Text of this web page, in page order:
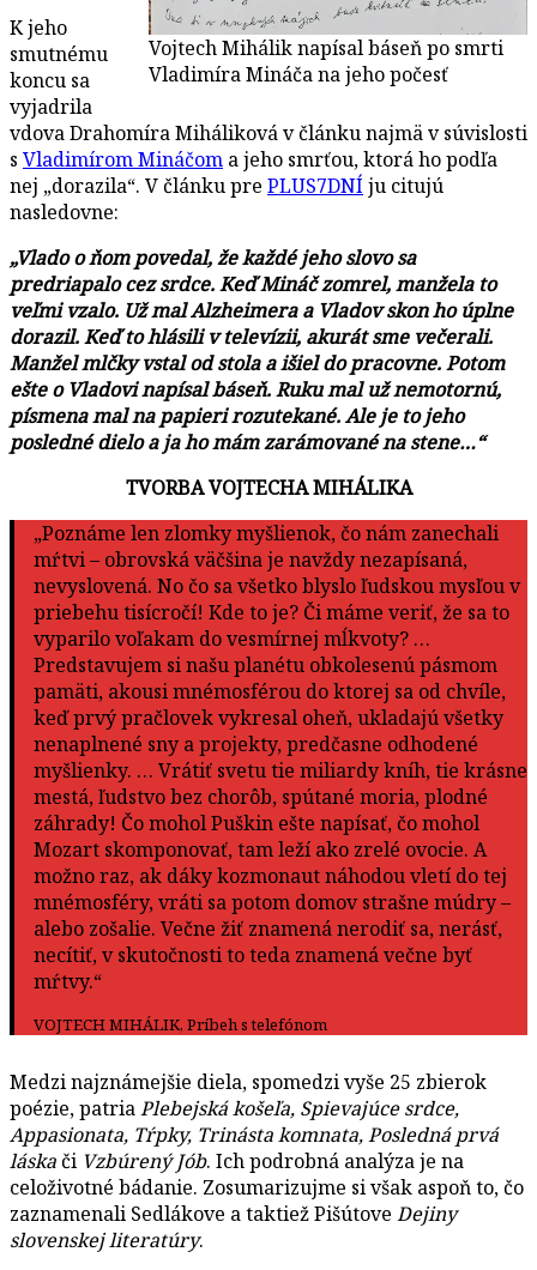
Vojtech Mihálik napísal báseň po smrti
Vladimíra Mináča na jeho počesť
K jeho
smutnému
koncu sa
vyjadrila
vdova Drahomíra Miháliková v článku najmä v súvislosti
s Vladimírom Mináčom a jeho smrťou, ktorá ho podľa
nej „dorazila“. V článku pre PLUS7DNÍ ju citujú
nasledovne:
„Vlado o ňom povedal, že každé jeho slovo sa
predriapalo cez srdce. Keď Mináč zomrel, manžela to
veľmi vzalo. Už mal Alzheimera a Vladov skon ho úplne
dorazil. Keď to hlásili v televízii, akurát sme večerali.
Manžel mlčky vstal od stola a išiel do pracovne. Potom
ešte o Vladovi napísal báseň. Ruku mal už nemotornú,
písmena mal na papieri rozutekané. Ale je to jeho
posledné dielo a ja ho mám zarámované na stene…“
TVORBA VOJTECHA MIHÁLIKA
„Poznáme len zlomky myšlienok, čo nám zanechali
mŕtvi – obrovská väčšina je navždy nezapísaná,
nevyslovená. No čo sa všetko blyslo ľudskou mysľou v
priebehu tisícročí! Kde to je? Či máme veriť, že sa to
vyparilo voľakam do vesmírnej mĺkvoty? …
Predstavujem si našu planétu obkolesenú pásmom
pamäti, akousi mnémosférou do ktorej sa od chvíle,
keď prvý pračlovek vykresal oheň, ukladajú všetky
nenaplnené sny a projekty, predčasne odhodené
myšlienky. … Vrátiť svetu tie miliardy kníh, tie krásne
mestá, ľudstvo bez chorôb, spútané moria, plodné
záhrady! Čo mohol Puškin ešte napísať, čo mohol
Mozart skomponovať, tam leží ako zrelé ovocie. A
možno raz, ak dáky kozmonaut náhodou vletí do tej
mnémosféry, vráti sa potom domov strašne múdry –
alebo zošalie. Večne žiť znamená nerodiť sa, nerásť,
necítiť, v skutočnosti to teda znamená večne byť
mŕtvy.“
VOJTECH MIHÁLIK, Príbeh s telefónom
Medzi najznámejšie diela, spomedzi vyše 25 zbierok
poézie, patriaPlebejská košeľa, Spievajúce srdce,
Appasionata, Tŕpky, Trinásta komnata, Posledná prvá
láskači Vzbúrený Jób. Ich podrobná analýza je na
celoživotné bádanie. Zosumarizujme si však aspoň to, čo
zaznamenali Sedlákove a taktiež Pišútove Dejiny
slovenskej literatúry.